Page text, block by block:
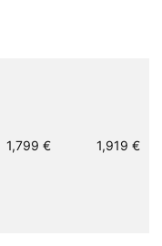
1,799 € 1,919 €